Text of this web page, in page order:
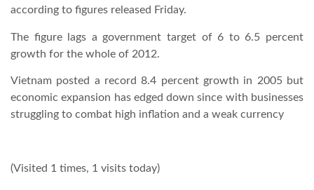
according to figures released Friday.
The figure lags a government target of 6 to 6.5 percent
growth for the whole of 2012.
Vietnam posted a record 8.4 percent growth in 2005 but
economic expansion has edged down since with businesses
struggling to combat high inflation and a weak currency
(Visited 1 times, 1 visits today)